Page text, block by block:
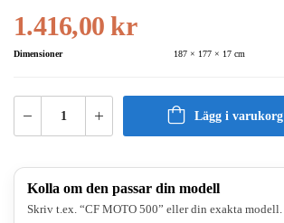
1.416,00kr
Dimensioner 187 × 177 × 17 cm
Lägg i varukorg
Kolla om den passar din modell
Skriv t.ex. “CF MOTO 500” eller din exakta modell.